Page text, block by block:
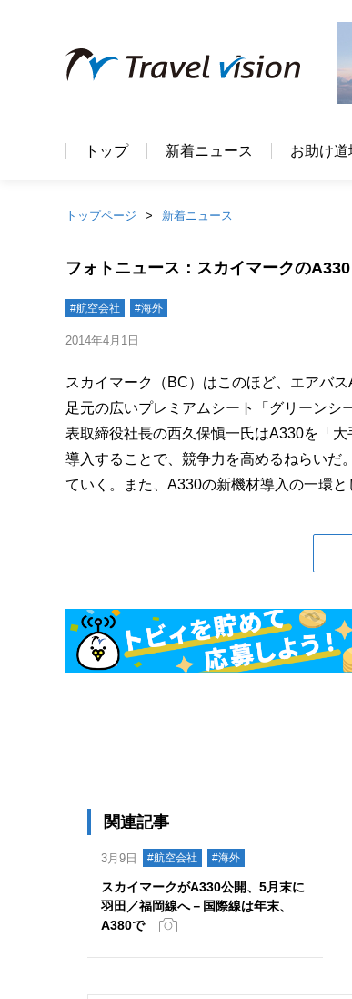
トップ 新着ニュース お助け道
トップページ 新着ニュース
フォトニュース：スカイマークの
#航空会社 #海外
2014年4月1日
スカイマーク（BC）はこのほど、エアバ
足元の広いプレミアムシート「グリーン
表取締役社長の西久保愼一氏はA330を「
導入することで、競争力を高めるねらいだ
ていく。また、A330の新機材導入の一環と
関連記事
3月9日 #航空会社 #海外
スカイマークがA330公開、5月末に
羽田／福岡線へ－国際線は年末、
A380で